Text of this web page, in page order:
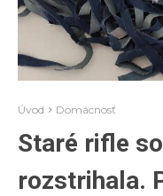
Úvod Domácnosť
Staré rifle
rozstrihala.